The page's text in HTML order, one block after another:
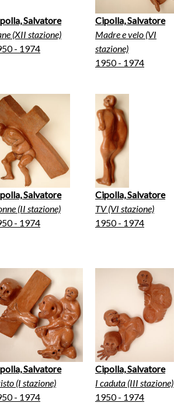
Salvatore
(XII stazione)
- 1974
Cipolla, Salvatore
Madre e velo (VI
stazione)
1950 - 1974
Salvatore
(II stazione)
- 1974
Cipolla, Salvatore
TV (VI stazione)
1950 - 1974
Salvatore
(I stazione)
- 1974
Cipolla, Salvatore
I caduta (III stazione)
1950 - 1974